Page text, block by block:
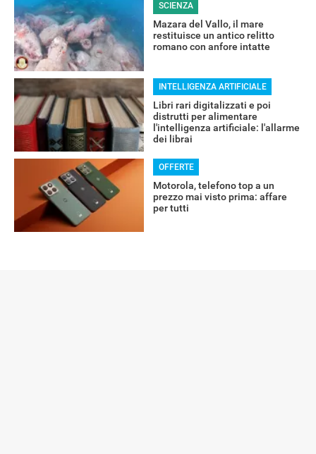
RECENSIONI
SCIENZA
Mazara del Vallo, il mare
restituisce un antico relitto
romano con anfore intatte
INTELLIGENZA ARTIFICIALE
Libri rari digitalizzati e poi
distrutti per alimentare
l'intelligenza artificiale: l'allarme
dei librai
OFFERTE
Motorola, telefono top a un
prezzo mai visto prima: affare
per tutti